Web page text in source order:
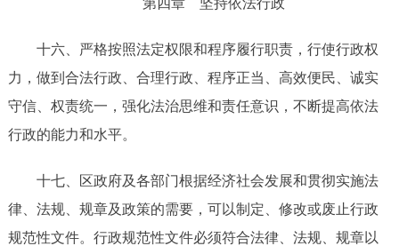
十六、严格按照法定权限和程序履行职责，行使行政权
力，做到 合法行政 、合理行政、程序正当、高效便民、诚实
守信、权责统一 ，强化法治思维和责任意识，不断提高依法
行政的能力和水平。
十七、
区政府及各部门根据经济社会发展和贯彻实施法
律、法规、规章及政策的需要，可以制定、修改或废止行政
规范性文件。行政规范性文件必须符合法律、法规、规章以